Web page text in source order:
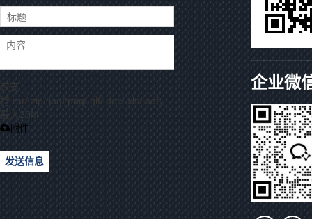
仅支
持.rar/.zip/.jpg/.png/.gif/.doc/.xls/.pdf，
最大20M
附件
发送信息
企业微